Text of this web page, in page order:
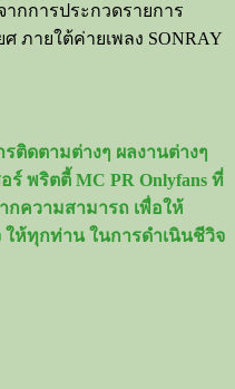
ากการประกวดรายการ
ภายใต้ค่ายเพลง SONRAY
รติดตามต่างๆ ผลงานต่างๆ
ร์ พริตตี้ MC PR Onlyfans ที่
กความสามารถ เพื่อให้
ให้ทุกท่าน ในการดำเนินชีวิจ